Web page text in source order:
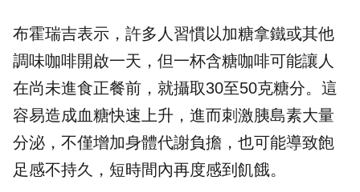
布霍瑞吉表示，許多人習慣以加糖拿鐵或其他
調味咖啡開啟一天，但一杯含糖咖啡可能讓人
在尚未進食正餐前，就攝取30至50克糖分。這
容易造成血糖快速上升，進而刺激胰島素大量
分泌，不僅增加身體代謝負擔，也可能導致飽
足感不持久，短時間內再度感到飢餓。